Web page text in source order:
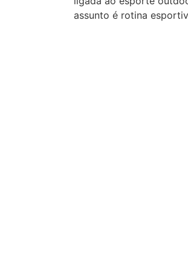
assunto é rotina